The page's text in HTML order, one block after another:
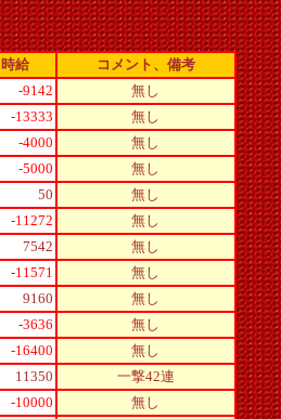
時給
コメント、備考
-9142
無し
-13333
無し
-4000
無し
-5000
無し
50
無し
-11272
無し
7542
無し
-11571
無し
9160
無し
-3636
無し
-16400
無し
11350
一撃42連
-10000
無し